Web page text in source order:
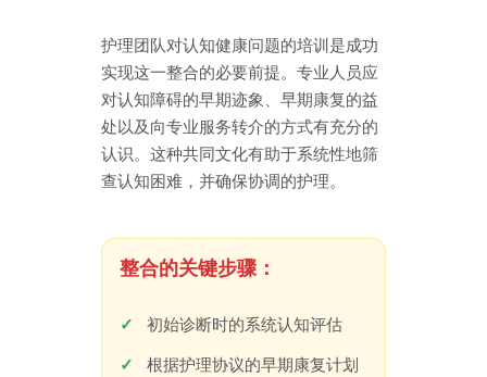
护理团队对认知健康问题的培训是成功
实现这一整合的必要前提。专业人员应
对认知障碍的早期迹象、早期康复的益
处以及向专业服务转介的方式有充分的
认识。这种共同文化有助于系统性地筛
查认知困难，并确保协调的护理。
整合的关键步骤：
初始诊断时的系统认知评估
根据护理协议的早期康复计划